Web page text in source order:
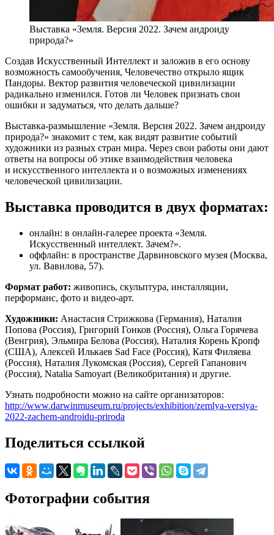
Выставка «Земля. Версия 2022. Зачем андроиду
природа?»
Создав Искусственный Интеллект и заложив в его основу
возможность самообучения, Человечество открыло ящик
Пандоры. Вектор развития человеческой цивилизации
радикально изменился. Готов ли Человек признать свои
ошибки и задуматься, что делать дальше?
Выставка-размышление «Земля. Версия 2022. Зачем андроиду
природа?» знакомит с тем, как видят развитие событий
художники из разных стран мира. Через свои работы они дают
ответы на вопросы об этике взаимодействия человека
и искусственного интеллекта и о возможных изменениях
человеческой цивилизации.
Выставка проводится в двух форматах:
онлайн: в онлайн-галерее проекта «Земля.
Искусственный интеллект. Зачем?».
оффлайн: в пространстве Дарвиновского музея (Москва,
ул. Вавилова, 57).
Формат работ: живопись, скульптура, инсталляции,
перформанс, фото и видео-арт.
Художники: Анастасия Стрижкова (Германия), Наталия
Попова (Россия), Григорий Гонков (Россия), Ольга Горячева
(Венгрия), Эльмира Белова (Россия), Наталия Корень Кропф
(США), Алексей Илькаев Sad Face (Россия), Катя Филяева
(Россия), Наталия Лукомская (Россия), Сергей Гапанович
(Россия), Natalia Samoyart (Великобритания) и другие.
Узнать подробности можно на сайте организаторов:
http://www.darwinmuseum.ru/projects/exhibition/zemlya-versiya-
2022-zachem-androidu-priroda
Поделиться ссылкой
Фотографии события